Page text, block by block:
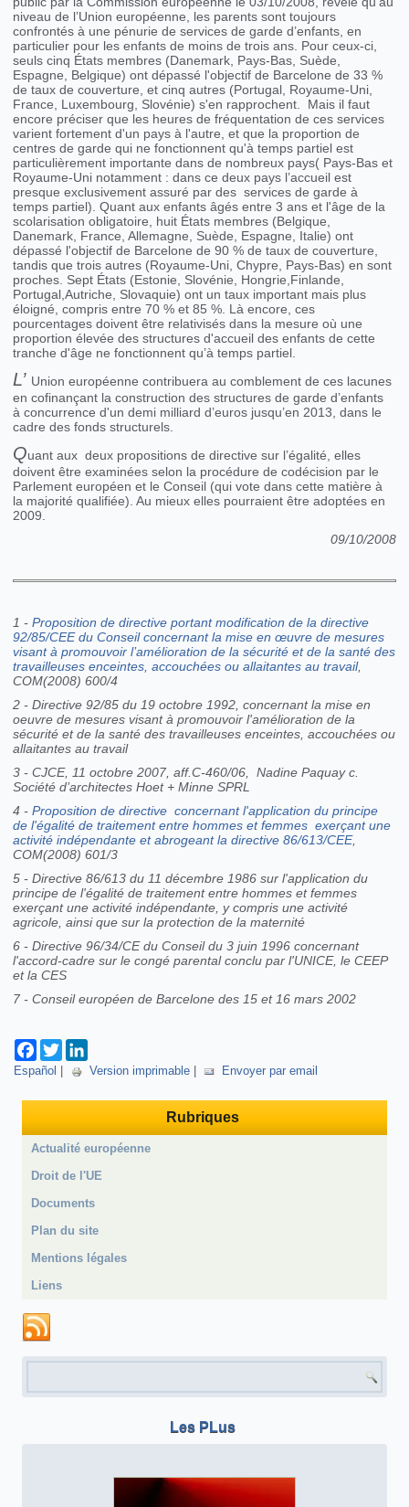
niveau de l’Union européenne, les parents sont toujours
confrontés à une pénurie de services de garde d’enfants, en
particulier pour les enfants de moins de trois ans. Pour ceux-ci,
seuls cinq États membres (Danemark, Pays-Bas, Suède,
Espagne, Belgique) ont dépassé l'objectif de Barcelone de 33 %
de taux de couverture, et cinq autres (Portugal, Royaume-Uni,
France, Luxembourg, Slovénie) s'en rapprochent. Mais il faut
encore préciser que les heures de fréquentation de ces services
varient fortement d'un pays à l'autre, et que la proportion de
centres de garde qui ne fonctionnent qu'à temps partiel est
particulièrement importante dans de nombreux pays( Pays-Bas et
Royaume-Uni notamment : dans ce deux pays l’accueil est
presque exclusivement assuré par des services de garde à
temps partiel). Quant aux enfants âgés entre 3 ans et l'âge de la
scolarisation obligatoire, huit États membres (Belgique,
Danemark, France, Allemagne, Suède, Espagne, Italie) ont
dépassé l'objectif de Barcelone de 90 % de taux de couverture,
tandis que trois autres (Royaume-Uni, Chypre, Pays-Bas) en sont
proches. Sept États (Estonie, Slovénie, Hongrie,Finlande,
Portugal,Autriche, Slovaquie) ont un taux important mais plus
éloigné, compris entre 70 % et 85 %. Là encore, ces
pourcentages doivent être relativisés dans la mesure où une
proportion élevée des structures d'accueil des enfants de cette
tranche d'âge ne fonctionnent qu’à temps partiel.
L’ Union européenne contribuera au comblement de ces lacunes
en cofinançant la construction des structures de garde d’enfants
à concurrence d'un demi milliard d’euros jusqu’en 2013, dans le
cadre des fonds structurels.
Quant aux deux propositions de directive sur l’égalité, elles
doivent être examinées selon la procédure de codécision par le
Parlement européen et le Conseil (qui vote dans cette matière à
la majorité qualifiée). Au mieux elles pourraient être adoptées en
2009.
09/10/2008
1 -Proposition de directive portant modification de la directive
92/85/CEE du Conseil concernant la mise en œuvre de mesures
visant à promouvoir l’amélioration de la sécurité et de la santé des
travailleuses enceintes, accouchées ou allaitantes au travail,
COM(2008) 600/4
2 - Directive 92/85 du 19 octobre 1992, concernant la mise en
oeuvre de mesures visant à promouvoir l'amélioration de la
sécurité et de la santé des travailleuses enceintes, accouchées ou
allaitantes au travail
3 - CJCE, 11 octobre 2007, aff.C-460/06, Nadine Paquay c.
Société d’architectes Hoet + Minne SPRL
4 -Proposition de directive concernant l'application du principe
de l'égalité de traitement entre hommes et femmes exerçant une
activité indépendante et abrogeant la directive 86/613/CEE,
COM(2008) 601/3
5 - Directive 86/613 du 11 décembre 1986 sur l'application du
principe de l'égalité de traitement entre hommes et femmes
exerçant une activité indépendante, y compris une activité
agricole, ainsi que sur la protection de la maternité
6 - Directive 96/34/CE du Conseil du 3 juin 1996 concernant
l'accord-cadre sur le congé parental conclu par l'UNICE, le CEEP
et la CES
7 -Conseil européen de Barcelone des 15 et 16 mars 2002
Facebook
Twitter
Español Version imprimable| Envoyer par email
Rubriques
Actualité européenne
Droit de l'UE
Documents
Plan du site
Mentions légales
Liens
Les PLus